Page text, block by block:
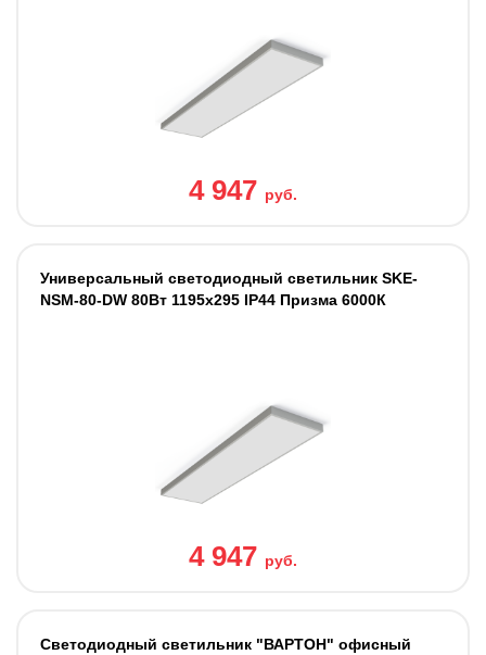
4 947 руб.
Универсальный светодиодный светильник SKE-
NSM-80-DW 80Вт 1195x295 IP44 Призма 6000К
4 947 руб.
Светодиодный светильник "ВАРТОН" офисный